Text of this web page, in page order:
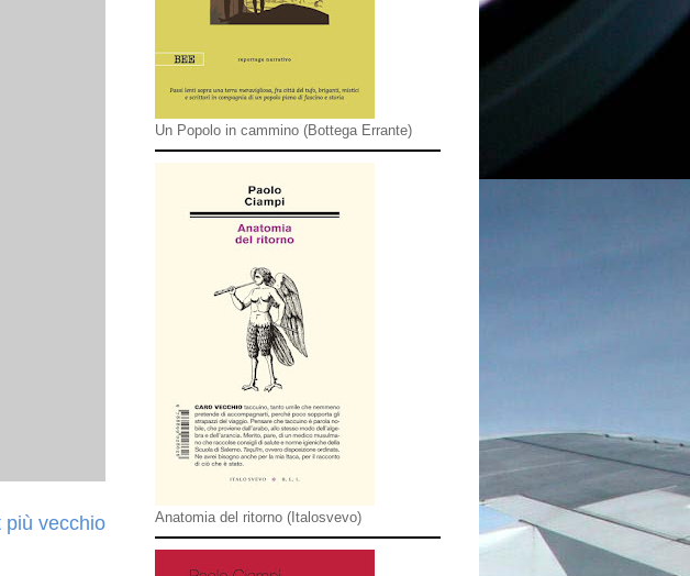
più vecchio
Un Popolo in cammino (Bottega Errante)
Anatomia del ritorno (Italosvevo)